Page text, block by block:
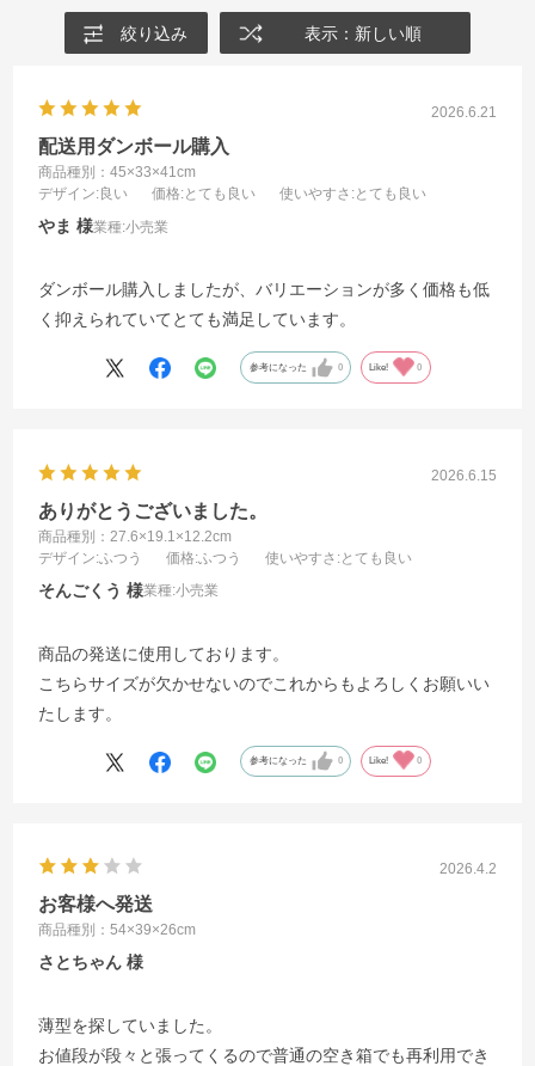
絞り込み 表示：新しい順
2026.6.21
配送用ダンボール購入
商品種別：45×33×41cm
デザイン:良い 価格:とても良い 使いやすさ :とても良い
やま 業種:小売業
ダンボール購入しましたが、バリエーションが多く価格も低
く抑えられていてとても満足しています。
参考になった 0 Like! 0
2026.6.15
ありがとうございました。
商品種別：27.6×19.1×12.2cm
デザイン:ふつう 価格:ふつう 使いやすさ :とても良い
そんごくう 業種:小売業
商品の発送に使用しております。
こちらサイズが欠かせないのでこれからもよろしくお願いい
たします。
参考になった 0 Like! 0
2026.4.2
お客様へ発送
商品種別：54×39×26cm
さとちゃん
薄型を探していました。
お値段が段々と張ってくるので普通の空き箱でも再利用でき